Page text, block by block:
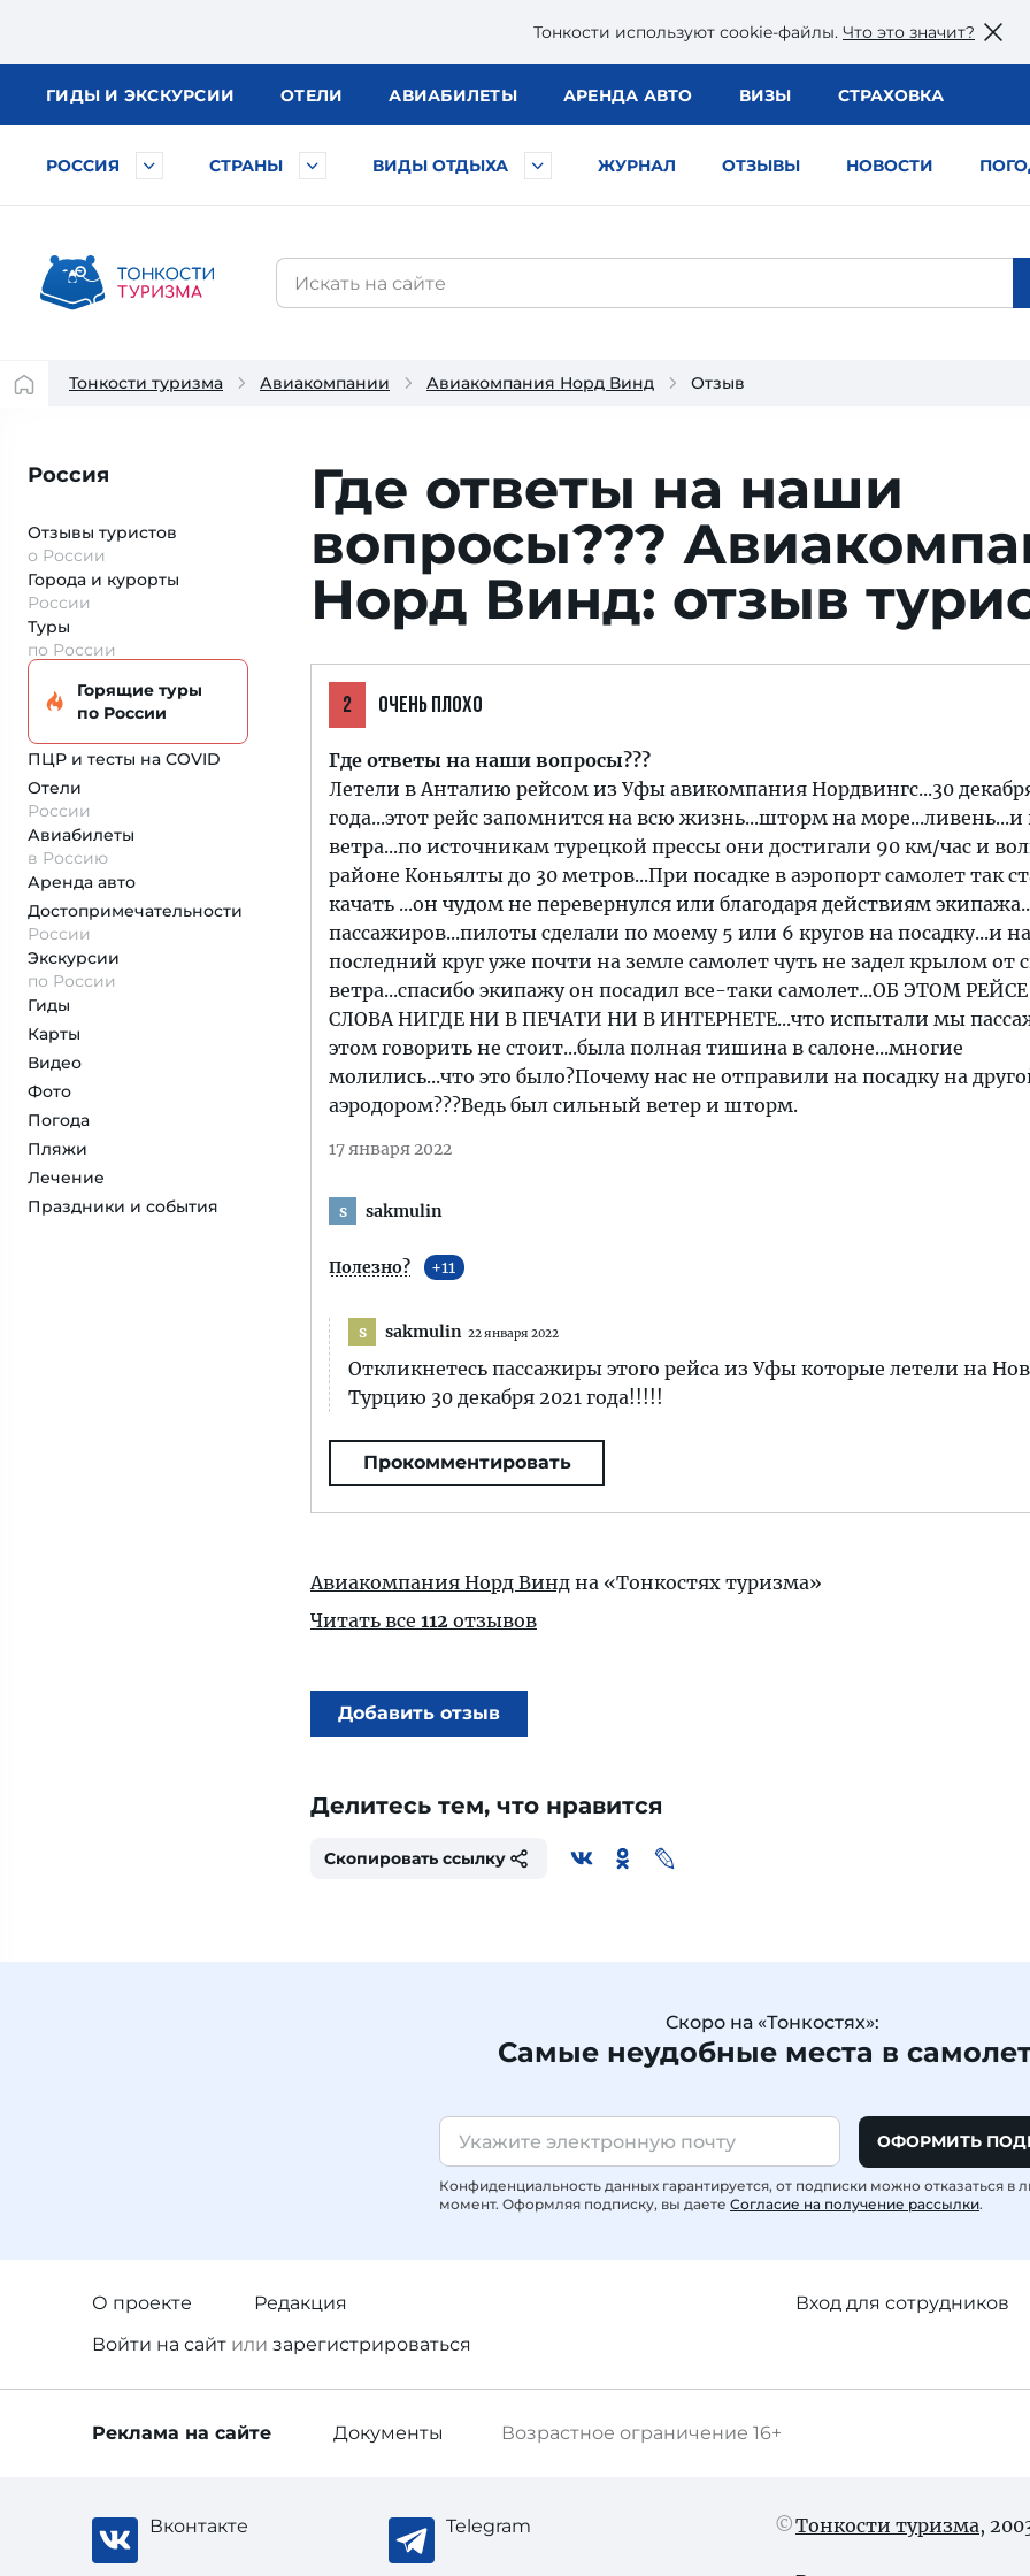
Тонкости используют сookie-файлы. Что это значит?
ГИДЫ И ЭКСКУРСИИ ОТЕЛИ АВИАБИЛЕТЫ АРЕНДА АВТО ВИЗЫ СТРАХОВКА
РОССИЯ СТРАНЫ ВИДЫ ОТДЫХА ЖУРНАЛ ОТЗЫВЫ НОВОСТИ
Тонкости туризма Авиакомпании Авиакомпания Норд Винд Отзыв
Россия
Отзывы туристов
о России
Города и курорты
России
Туры
по России
Горящие туры
по России
ПЦР и тесты на COVID
Отели
России
Авиабилеты
в Россию
Аренда авто
Достопримеча­тельности
России
Экскурсии
по России
Гиды
Карты
Видео
Фото
Погода
Пляжи
Лечение
Праздники и события
Где ответы на наши
вопросы???
Норд Винд: отзыв
2 ОЧЕНЬ ПЛОХО
Где ответы на наши вопросы???
Летели в Анталию рейсом из Уфы авикомпания Нордвингс...30
года...этот рейс запомнится на всю жизнь...шторм на
ветра...по источникам турецкой прессы они достигали 90 км/час и
районе Коньялты до 30 метров...При посадке в аэропорт самолет так
качать ...он чудом не перевернулся или благодаря действиям
пассажиров...пилоты сделали по моему 5 или 6 кругов на посадку...и на
последний круг уже почти на земле самолет чуть не задел крылом от
ветра...спасибо экипажу он посадил все-таки самолет...ОБ ЭТОМ
СЛОВА НИГДЕ НИ В ПЕЧАТИ НИ В ИНТЕРНЕТЕ...что испытали мы
этом говорить не стоит...была полная тишина в салоне...многие
молились...что это было?Почему нас не отправили на посадку на
аэродором???Ведь был сильный ветер и шторм.
17 января 2022
s sakmulin
Полезно? 11
s sakmulin 22 января 2022
Откликнетесь пассажиры этого рейса из Уфы которые летели на
Турцию 30 декабря 2021 года!!!!!
Прокомментировать
Авиакомпания Норд Винд на «Тонкостях туризма»
Читать все 112 отзывов
Добавить отзыв
Делитесь тем, что нравится
Скопировать ссылку
Скоро на «Тонкостях»:
Самые неудобные места в
ОФОРМИТЬ
Конфиденциальность данных гарантируется, от подписки можно отказаться в
момент. Оформляя подписку, вы даете Согласие на получение рассылки.
О проекте
Редакция
Войти на сайт или зарегистрироваться
Вход для сотрудников
Возрастное ограничение 16+
Реклама на сайте Документы
Вконтакте Telegram Тонкости туризма,